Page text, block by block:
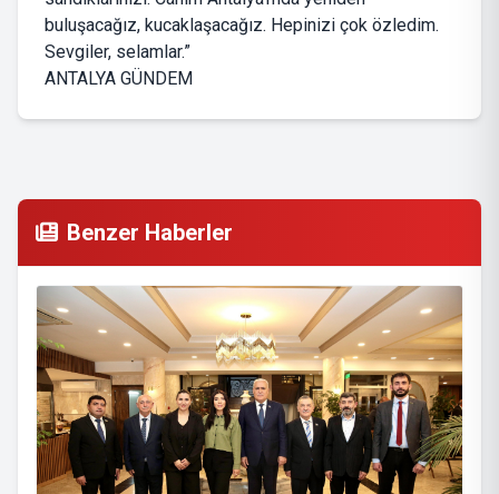
buluşacağız, kucaklaşacağız. Hepinizi çok özledim.
Sevgiler, selamlar.”
ANTALYA GÜNDEM
Benzer Haberler